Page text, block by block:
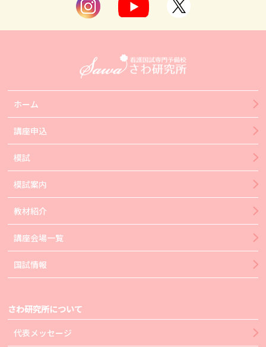
ホーム
講座申込
模試
模試案内
教材紹介
講座会場一覧
国試情報
さわ研究所について
代表メッセージ